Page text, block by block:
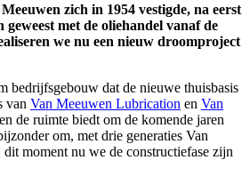
zich in 1954 vestigde, na eerst
met de oliehandel vanaf de
we nu een nieuw droomproject
bedrijfsgebouw dat de nieuwe thuisbasis
van Van Meeuwen Lubrication en Van
de ruimte biedt om de komende jaren
om, met drie generaties Van
moment nu we de constructiefase zijn